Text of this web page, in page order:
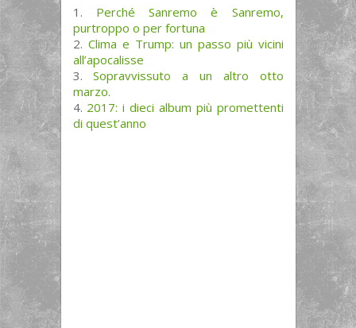
Perché Sanremo è Sanremo,
purtroppo o per fortuna
Clima e Trump: un passo più vicini
all’apocalisse
Sopravvissuto a un altro otto
marzo.
2017: i dieci album più promettenti
di quest’anno